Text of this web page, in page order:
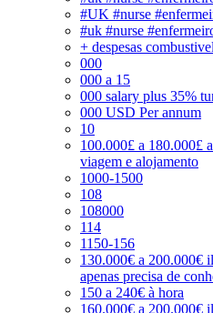
#UK #nurse
#uk #nurse
+ despesas combustivel
000
000 a 15
000 salary plus 35%
000 USD Per annum
10
100.000£ a 180.000£
viagem e alojamento
1000-1500
108
108000
114
1150-156
130.000€ a 200.000€
apenas precisa de
150 a 240€ à hora
160.000€ a 200.000€